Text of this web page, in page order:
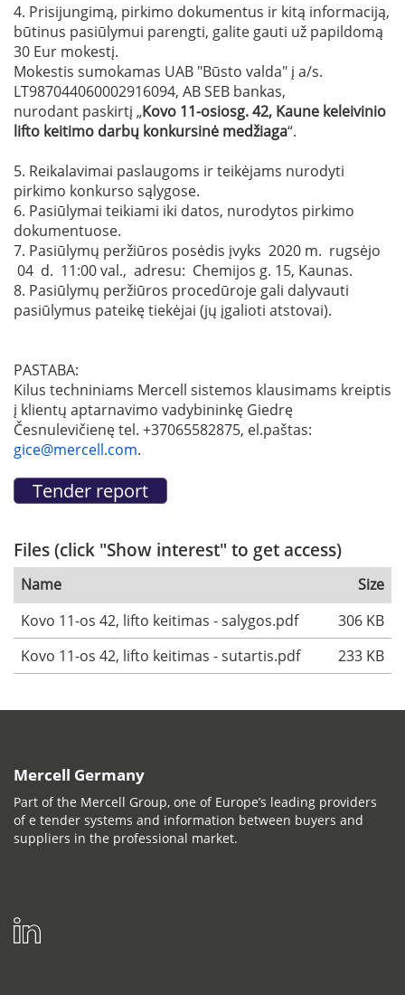
4. Prisijungimą, pirkimo dokumentus ir kitą informaciją,
būtinus pasiūlymui parengti, galite gauti už papildomą
30 Eur mokestį.
Mokestis sumokamas UAB "Būsto valda" į a/s.
LT987044060002916094, AB SEB bankas,
nurodant paskirtį „Kovo 11-osiosg. 42, Kaune keleivinio
lifto keitimo darbų konkursinė medžiaga“.
5. Reikalavimai paslaugoms ir teikėjams nurodyti
pirkimo konkurso sąlygose.
6. Pasiūlymai teikiami iki datos, nurodytos pirkimo
dokumentuose.
7. Pasiūlymų peržiūros posėdis įvyks 2020 m. rugsėjo
04 d. 11:00 val., adresu: Chemijos g. 15, Kaunas.
8. Pasiūlymų peržiūros procedūroje gali dalyvauti
pasiūlymus pateikę tiekėjai (jų įgalioti atstovai).
PASTABA:
Kilus techniniams Mercell sistemos klausimams kreiptis
į klientų aptarnavimo vadybininkę Giedrę
Česnulevičienę tel. +37065582875, el.paštas:
gice@mercell.com.
Files (click "Show interest" to get access)
Name
Size
Kovo 11-os 42, lifto keitimas - salygos.pdf
306 KB
Kovo 11-os 42, lifto keitimas - sutartis.pdf
233 KB
Mercell Germany
Part of the Mercell Group, one of Europe’s leading providers
of e tender systems and information between buyers and
suppliers in the professional market.